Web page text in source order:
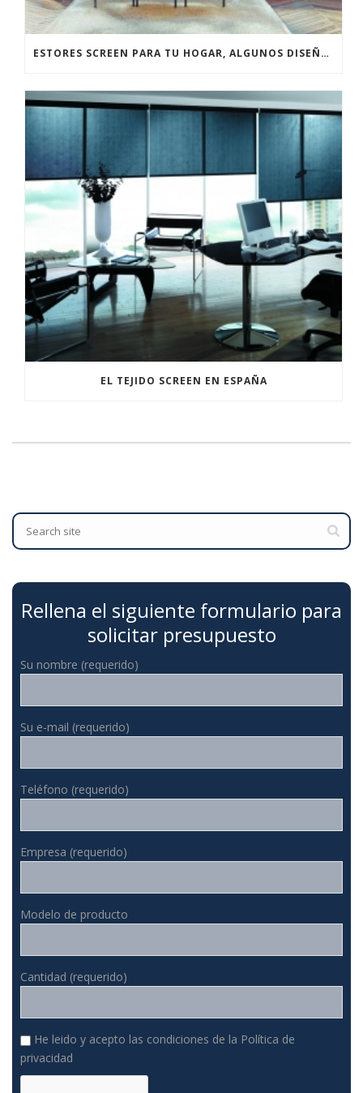
ESTORES SCREEN PARA TU HOGAR, ALGUNOS DISEÑOS FANTÁSTICOS
EL TEJIDO SCREEN EN ESPAÑA
Rellena el siguiente formulario para
solicitar presupuesto
Su nombre (requerido)
Su e-mail (requerido)
Teléfono (requerido)
Empresa (requerido)
Modelo de producto
Cantidad (requerido)
He leido y acepto las condiciones de la Política de
privacidad